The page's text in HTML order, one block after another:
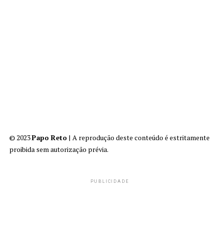
© 2023Papo Reto | A reprodução deste conteúdo é estritamente
proibida sem autorização prévia.
PUBLICIDADE